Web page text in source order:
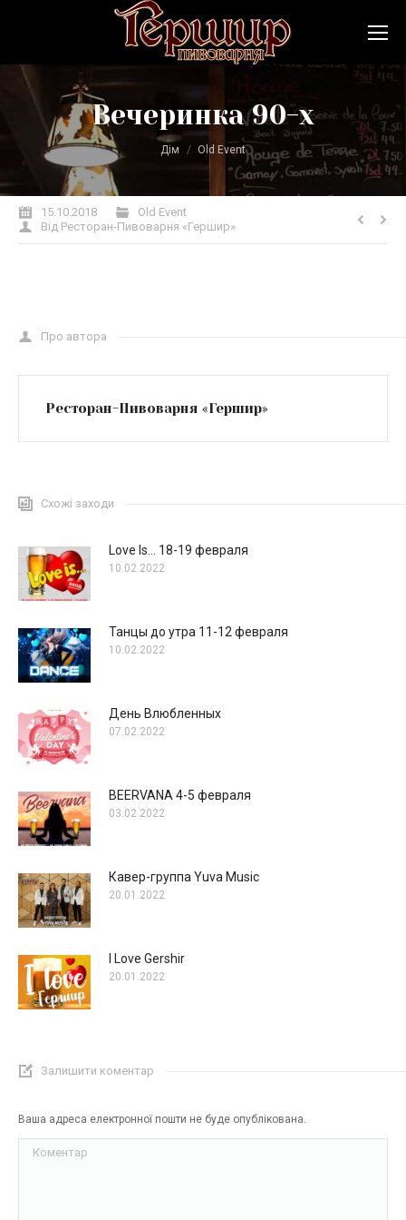
Вечеринка 90-х
Ви тут: Дім Old Event
15.10.2018
Old Event
Від Ресторан-Пивоварня «Гершир»
Про автора
Ресторан-Пивоварня «Гершир»
Схожі заходи
Love Is… 18-19 февраля
10.02.2022
Танцы до утра 11-12 февраля
10.02.2022
День Влюбленных
07.02.2022
BEERVANA 4-5 февраля
03.02.2022
Кавер-группа Yuva Music
20.01.2022
I Love Gershir
20.01.2022
Залишити коментар
Ваша адреса електронної пошти не буде опублікована.
Коментар